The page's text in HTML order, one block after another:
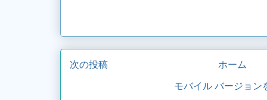
次の投稿 ホーム
モバイル バージョン